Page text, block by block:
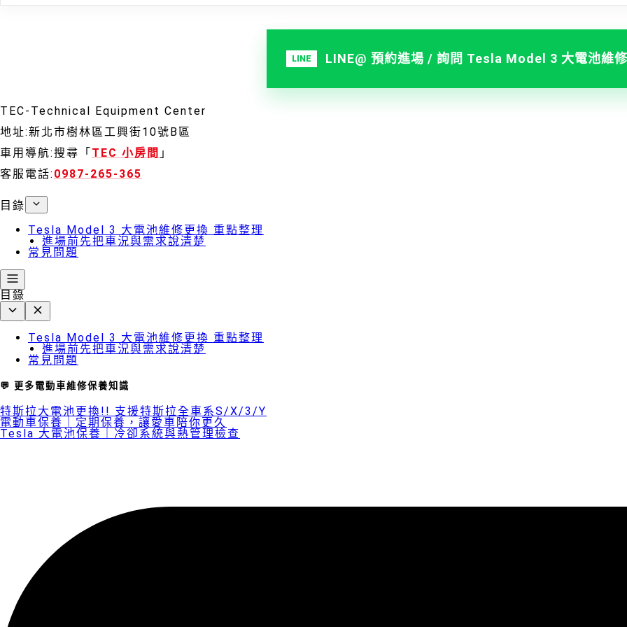
LINE@ 預約進場 / 詢問 Tesla Model 3 大電池維
TEC-Technical Equipment Center
地址:新北市樹林區工興街10號B區
車用導航:搜尋「 TEC 小房間 」
客服電話: 0987-265-365
目錄
Tesla Model 3 大電池維修更換 重點整理
進場前先把車況與需求說清楚
常見問題
目錄
Tesla Model 3 大電池維修更換 重點整理
進場前先把車況與需求說清楚
常見問題
💬 更多電動車維修保養知識
特斯拉大電池更換!! 支援特斯拉全車系S/X/3/Y
電動車保養｜定期保養，讓愛車陪你更久
Tesla 大電池保養｜冷卻系統與熱管理檢查